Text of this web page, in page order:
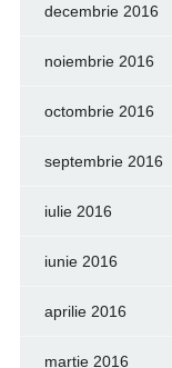
decembrie 2016
noiembrie 2016
octombrie 2016
septembrie 2016
iulie 2016
iunie 2016
aprilie 2016
martie 2016